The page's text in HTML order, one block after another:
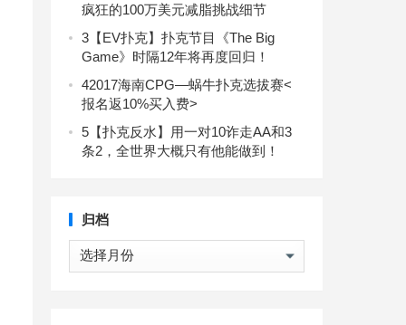
疯狂的100万美元减脂挑战细节
3 【EV扑克】扑克节目《The Big
Game》时隔12年将再度回归！
42017海南CPG—蜗牛扑克选拔赛<
报名返10%买入费>
5 【扑克反水】用一对10诈走AA和3
条2，全世界大概只有他能做到！
归档
归